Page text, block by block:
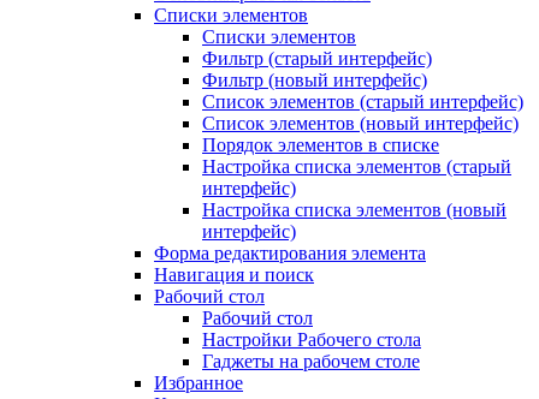
Списки элементов
Списки элементов
Фильтр (старый интерфейс)
Фильтр (новый интерфейс)
Список элементов (старый интерфейс)
Список элементов (новый интерфейс)
Порядок элементов в списке
Настройка списка элементов (старый
интерфейс)
Настройка списка элементов (новый
интерфейс)
Форма редактирования элемента
Навигация и поиск
Рабочий стол
Рабочий стол
Настройки Рабочего стола
Гаджеты на рабочем столе
Избранное